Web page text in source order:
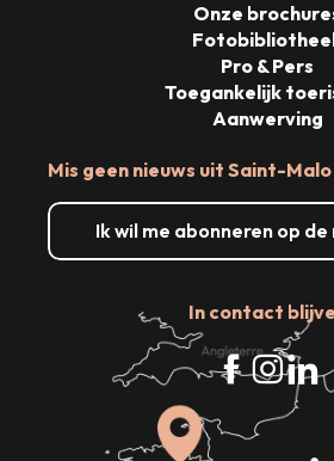
Mis geen nieuws uit Saint-Malo
Ik wil me abonneren op
In contact
Onze
Pro & Pers
Toegankelijk
Aanwerving